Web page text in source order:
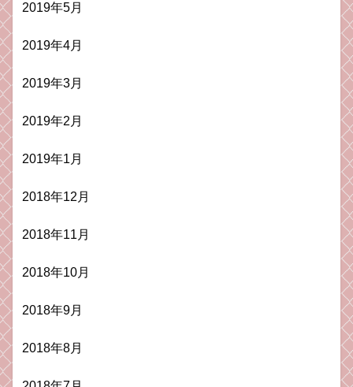
2019年5月
2019年4月
2019年3月
2019年2月
2019年1月
2018年12月
2018年11月
2018年10月
2018年9月
2018年8月